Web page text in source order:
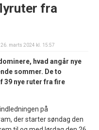
fra
26. marts 2024 kl. 15:57
hvad angår nye
sommer. De to
39 nye ruter fra fire
på
der starter søndag den